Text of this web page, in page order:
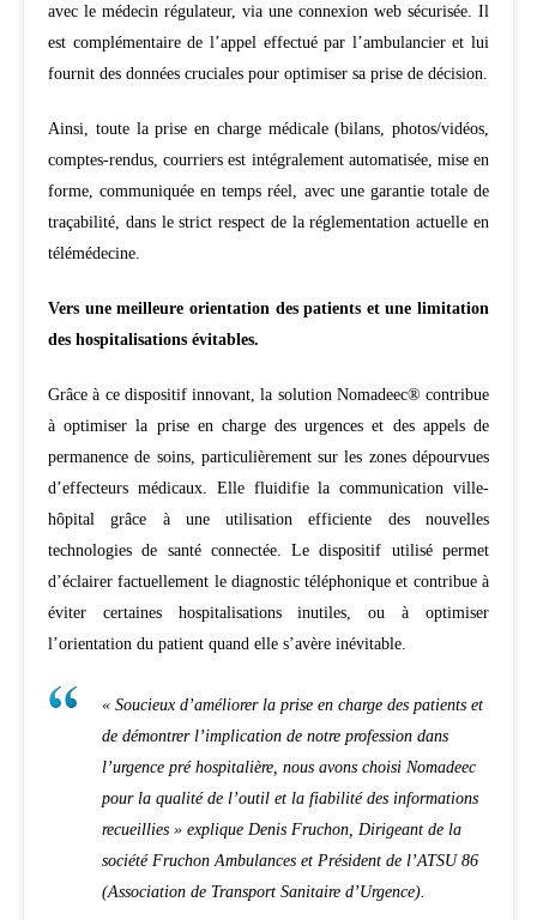
avec le médecin régulateur, via une connexion web sécurisée. Il
est complémentaire de l’appel effectué par l’ambulancier et lui
fournit des données cruciales pour optimiser sa prise de décision.
Ainsi, toute la prise en charge médicale (bilans, photos/vidéos,
comptes-rendus, courriers est intégralement automatisée, mise en
forme, communiquée en temps réel, avec une garantie totale de
traçabilité, dans le strict respect de la réglementation actuelle en
télémédecine.
Vers une meilleure orientation des patients et une limitation
des hospitalisations évitables.
Grâce à ce dispositif innovant, la solution Nomadeec® contribue
à optimiser la prise en charge des urgences et des appels de
permanence de soins, particulièrement sur les zones dépourvues
d’effecteurs médicaux. Elle fluidifie la communication ville-
hôpital grâce à une utilisation efficiente des nouvelles
technologies de santé connectée. Le dispositif utilisé permet
d’éclairer factuellement le diagnostic téléphonique et contribue à
éviter certaines hospitalisations inutiles, ou à optimiser
l’orientation du patient quand elle s’avère inévitable.
« Soucieux d’améliorer la prise en charge des patients et
de démontrer l’implication de notre profession dans
l’urgence pré hospitalière, nous avons choisi Nomadeec
pour la qualité de l’outil et la fiabilité des informations
recueillies » explique Denis Fruchon, Dirigeant de la
société Fruchon Ambulances et Président de l’ATSU 86
(Association de Transport Sanitaire d’Urgence).